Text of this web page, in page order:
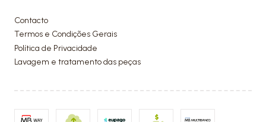
Contacto
Termos e Condições Gerais
Política de Privacidade
Lavagem e tratamento das peças